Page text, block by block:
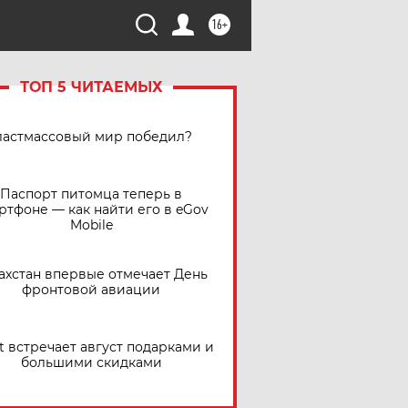
16+
ТОП 5 ЧИТАЕМЫХ
мир победил?
Паспорт питомца теперь в
— как найти его в eGov
Mobile
впервые отмечает День
фронтовой авиации
встречает август подарками и
большими скидками